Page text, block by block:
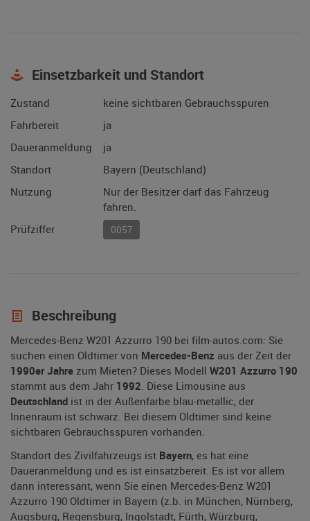
Einsetzbarkeit und Standort
Zustand
keine sichtbaren Gebrauchsspuren
Fahrbereit
ja
Daueranmeldung
ja
Standort
Bayern (Deutschland)
Nutzung
Nur der Besitzer darf das Fahrzeug
fahren.
Prüfziffer
0057
Beschreibung
Mercedes-Benz W201 Azzurro 190 bei film-autos.com: Sie
suchen einen Oldtimer von Mercedes-Benz aus der Zeit der
1990er Jahre zum Mieten? Dieses Modell W201 Azzurro 190
stammt aus dem Jahr 1992. Diese Limousine aus
Deutschland ist in der Außenfarbe blau-metallic, der
Innenraum ist schwarz. Bei diesem Oldtimer sind keine
sichtbaren Gebrauchsspuren vorhanden.
Standort des Zivilfahrzeugs ist Bayern, es hat eine
Daueranmeldung und es ist einsatzbereit. Es ist vor allem
dann interessant, wenn Sie einen Mercedes-Benz W201
Azzurro 190 Oldtimer in Bayern (z.b. in München, Nürnberg,
Augsburg, Regensburg, Ingolstadt, Fürth, Würzburg,